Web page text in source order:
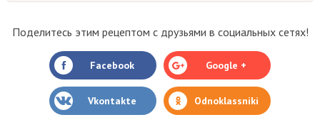
Поделитесь этим рецептом с друзьями в социальных сетях!
Facebook Google +
Vkontakte Odnoklassniki